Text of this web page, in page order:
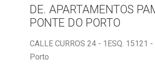
DE. APARTAMENTOS
PONTE DO PORTO
CALLE CURROS 24 - 1ESQ. 15121
Porto